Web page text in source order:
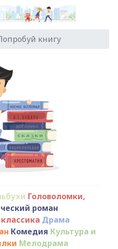
книгу
Головоломки,
роман
Драма
Комедия Культура и
Мелодрама